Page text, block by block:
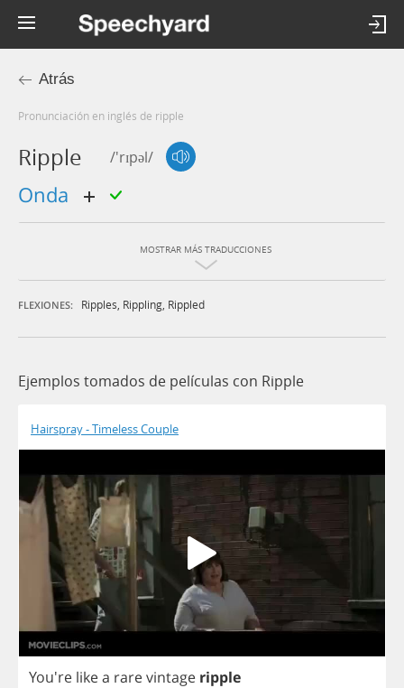
Atrás
Pronunciación en inglés de ripple
Ripple /'rɪpəl/
onda
MOSTRAR MÁS TRADUCCIONES
FLEXIONES: Ripples, Rippling, Rippled
Ejemplos tomados de películas con Ripple
Hairspray - Timeless Couple
You're likea rarevintage ripple